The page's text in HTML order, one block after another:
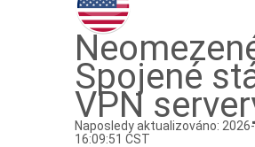
Spojené
VPN
Naposledy aktualizováno:
16:09:51 CST